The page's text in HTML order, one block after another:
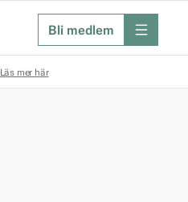
Bli medlem meny
Läs mer här